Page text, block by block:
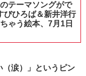
テーマソングがで
ひろば＆新井洋行
ゃう絵本、7月1日
涙）」というピン